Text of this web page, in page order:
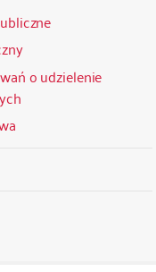
o udzielenie